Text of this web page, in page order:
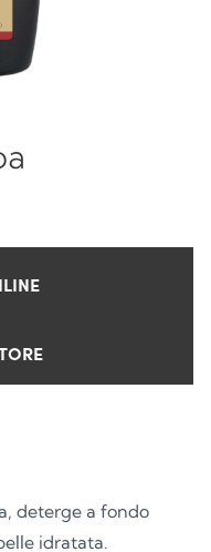
deterge a fondo
idratata.